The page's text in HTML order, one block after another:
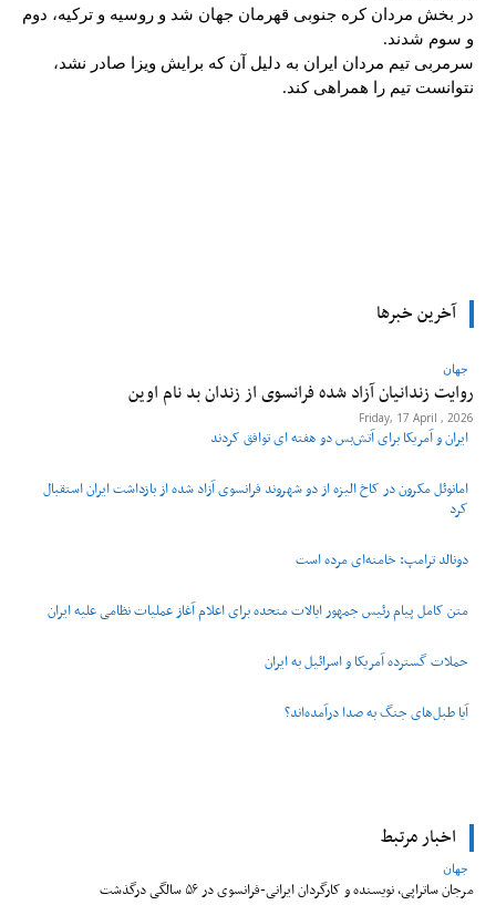
در بخش مردان کره‌ جنوبی قهرمان جهان شد و روسیه و ترکیه، دوم
و سوم شدند.
سرمربی تیم مردان ایران به دلیل آن که برایش ویزا صادر نشد،
نتوانست تیم را همراهی کند.
آخرین خبرها
جهان
روایت زندانیان آزاد شده فرانسوی از زندان ‌بد نام اوین
Friday, 17 April , 2026
ایران و آمریکا برای آتش‌بس دو هفته‌ ای توافق کردند
امانوئل مکرون در کاخ الیزه از دو شهروند فرانسوی آزاد شده از بازداشت ایران استقبال
کرد
دونالد ترامپ: خامنه‌ای مرده است
متن کامل پیام رئیس جمهور ایالات متحده برای اعلام آغاز عملیات نظامی علیه ایران
حملات گسترده آمریکا و اسرائیل به ایران
آیا طبل‌های جنگ به صدا درآمده‌اند؟
اخبار مرتبط
جهان
مرجان ساتراپی، نویسنده و کارگردان ایرانی-فرانسوی در ۵۶ سالگی درگذشت